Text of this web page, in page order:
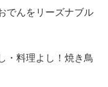
でんをリーズナブル
・料理よし！焼き鳥